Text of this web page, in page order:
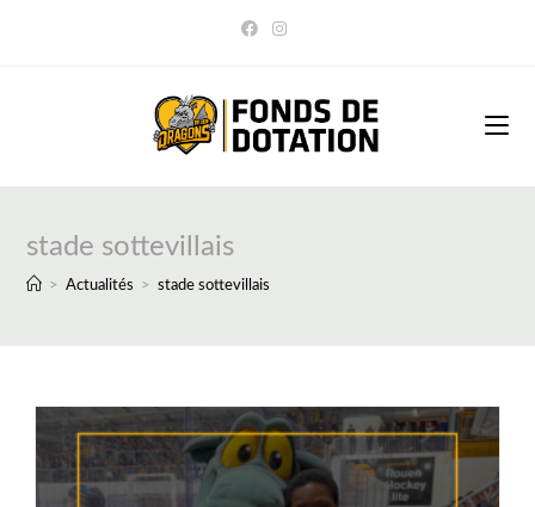
stade sottevillais
> Actualités > stade sottevillais